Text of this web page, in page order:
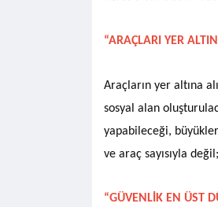
“ARAÇLARI YER
Araçların yer altına
sosyal alan
yapabileceği,
ve araç sayısıyla
“GÜVENLİK EN ÜST